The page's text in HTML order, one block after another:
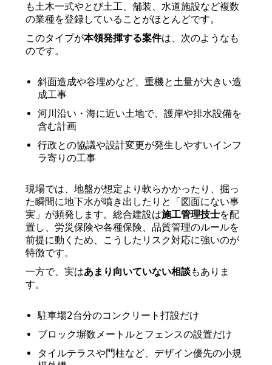
も土木一式やとび土工、舗装、水道施設など複数
の業種を登録していることがほとんどです。
このタイプが本領発揮する案件は、次のようなも
のです。
斜面造成や谷埋めなど、重機と土量が大きい造
成工事
河川沿い・海に近い土地で、護岸や排水設備を
含む計画
行政との協議や設計変更が発生しやすいインフ
ラ寄りの工事
現場では、地盤が想定より軟らかかったり、掘っ
た瞬間に地下水が噴き出したりと「図面にない事
実」が頻発します。総合建設は施工管理技士を配
置し、労災保険や各種保険、品質管理のルールを
前提に動くため、こうしたリスク対応に強いのが
特徴です。
一方で、実はあまり向いていない相談もありま
す。
駐車場2台分のコンクリート打設だけ
ブロック塀数メートルとフェンスの設置だけ
タイルテラスや門柱など、デザイン優先の小規